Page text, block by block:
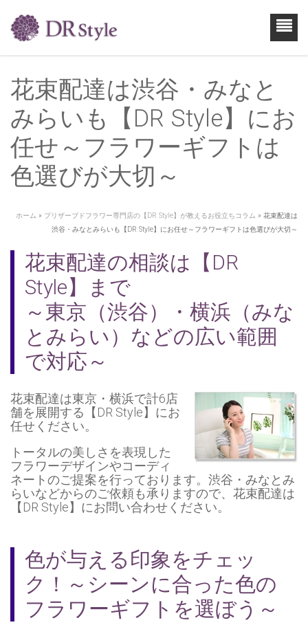
花束配達は渋谷・みなと
みらいも【DR Style】にお
任せ～フラワーギフトは
色選びが大切～
ホーム » プリザーブドフラワー専門店の【DR Style】が教えるお役立ちコラム » 花束配達は
渋谷・みなとみらいも【DR Style】にお任せ～フラワーギフトは色選びが大切～
花束配達の相談は【DR
Style】まで
～東京（渋谷）・横浜（みな
とみらい）などの広い範囲
で対応～
花束配達は東京・横浜で計6店
舗を展開する【DR Style】にお
任せください。
トータルの美しさを表現した
フラワーデザインやコーディ
ネートのご提案を行っております。 渋谷 ・ みなとみ
らいなどからのご依頼も承りますので、花束配達は
【DR Style】にお問い合わせください。
色が与える印象をチェッ
ク！～シーンに合った色の
フラワーギフトを選ぼう～